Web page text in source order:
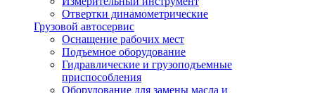
Отвертки динамометрические
Грузовой автосервис
Оснащение рабочих мест
Подъемное оборудование
Гидравлические и грузоподъемные
приспособления
Оборудование для замены масла и